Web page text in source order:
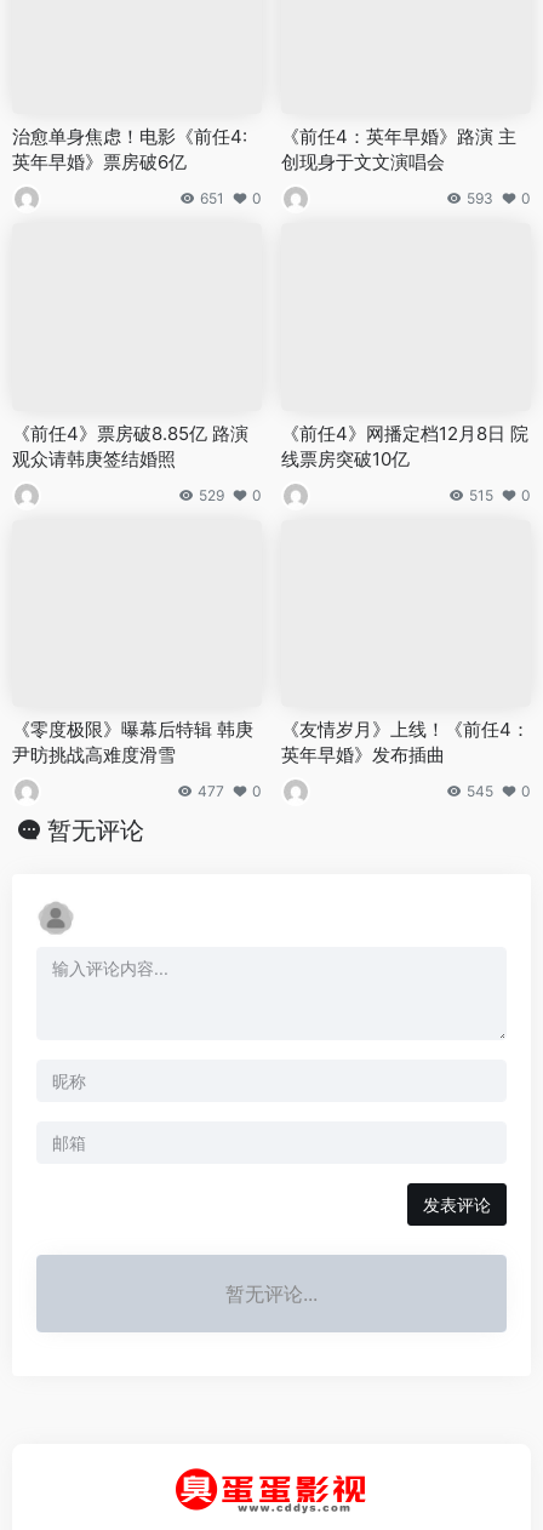
治愈单身焦虑！电影《前任4:
英年早婚》票房破6亿
651 0
《前任4：英年早婚》路演 主
创现身于文文演唱会
593 0
《前任4》票房破8.85亿 路演
观众请韩庚签结婚照
529 0
《前任4》网播定档12月8日 院
线票房突破10亿
515 0
《零度极限》曝幕后特辑 韩庚
尹昉挑战高难度滑雪
477 0
《友情岁月》上线！《前任4：
英年早婚》发布插曲
545 0
暂无评论
发表评论
暂无评论...